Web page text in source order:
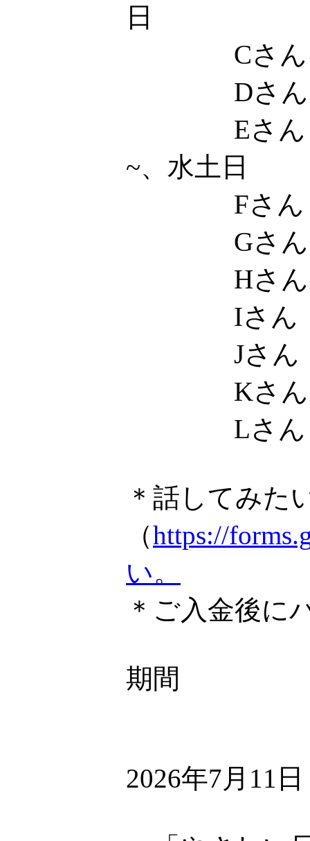
日
Cさ
Dさん
Eさん
~、水土日
Fさん
Gさ
Hさん
Iさん
Jさん
Kさん
Lさん
＊話してみた
（https://
い。
＊ご入金後に
期間
2026年7月11